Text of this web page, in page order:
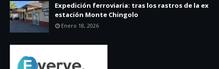
Expedición ferroviaria: tras los rastros de la ex
estación Monte Chingolo
Enero 18, 2026